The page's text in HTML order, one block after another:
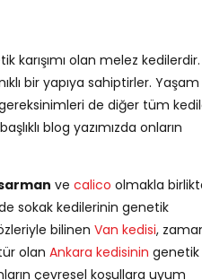
karışımı olan melez kedilerdir.
bir yapıya sahiptirler. Yaşam
de diğer tüm
başlıklı blog yazımızda onların
ve calico olmakla
sokak kedilerinin genetik
bilinen Van kedisi,
olan Ankara kedisinin genetik
çevresel koşullara uyum